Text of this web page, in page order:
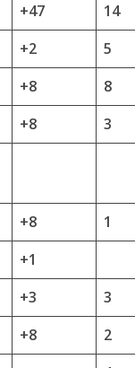
+47 14
+2 5
+8 8
+8 3
+8 1
+1
+3 3
+8 2